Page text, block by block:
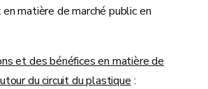
matière de marché public en
et des bénéfices en matière de
du circuit du plastique :